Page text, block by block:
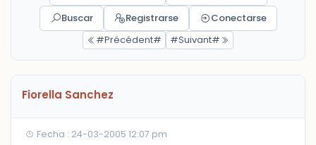
Buscar
Registrarse
Conectarse
#Précédent#
#Suivant#
Fiorella Sanchez
Fecha : 24-03-2005 12:07 pm